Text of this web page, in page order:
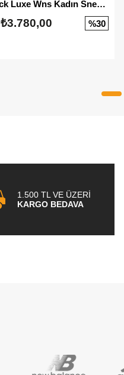
Mayze Stack Luxe Wns Kadın Sneaker
₺3.780,00 %30
1.500 TL VE ÜZERİ
KARGO BEDAVA